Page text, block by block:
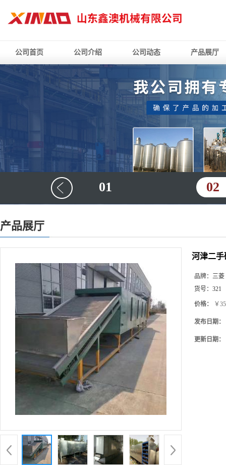
公司首页 公司介绍 公司动态 产品展厅
01 02
产品展厅
河津二手
品牌： 三菱
货号： 321
价格： ￥
发布日期：
更新日期：